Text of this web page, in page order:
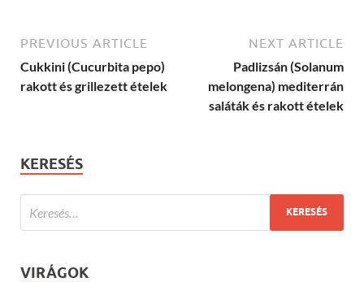
PREVIOUS ARTICLE
Cukkini (Cucurbita pepo)
rakott és grillezett ételek
NEXT ARTICLE
Padlizsán (Solanum
melongena) mediterrán
saláták és rakott ételek
KERESÉS
VIRÁGOK